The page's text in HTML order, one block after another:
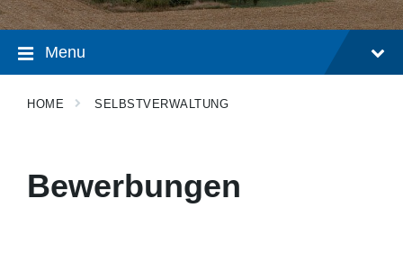
Menu
HOME SELBSTVERWALTUNG
Bewerbungen